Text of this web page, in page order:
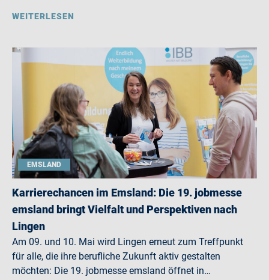
WEITERLESEN
EMSLAND
Karrierechancen im Emsland: Die 19. jobmesse
emsland bringt Vielfalt und Perspektiven nach
Lingen
Am 09. und 10. Mai wird Lingen erneut zum Treffpunkt
für alle, die ihre berufliche Zukunft aktiv gestalten
möchten: Die 19. jobmesse emsland öffnet in…